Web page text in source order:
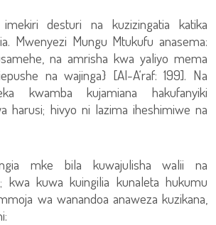
desturi na kuzizingatia katika
Mwenyezi Mungu Mtukufu anasema:
na amrisha kwa yaliyo mema
na wajinga} [Al-A‘raf: 199]. Na
kwamba kujamiana hakufanyiki
harusi; hivyo ni lazima iheshimiwe na
mke bila kuwajulisha walii na
kwa kuwa kuingilia kunaleta hukumu
wa wanandoa anaweza kuzikana,